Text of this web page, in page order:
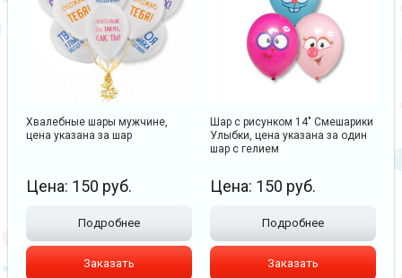
Хвалебные шары мужчине,
цена указана за шар
Цена: 150 руб.
Подробнее
Заказать
Шар с рисунком 14" Смешарики
Улыбки, цена указана за один
шар с гелием
Цена: 150 руб.
Подробнее
Заказать